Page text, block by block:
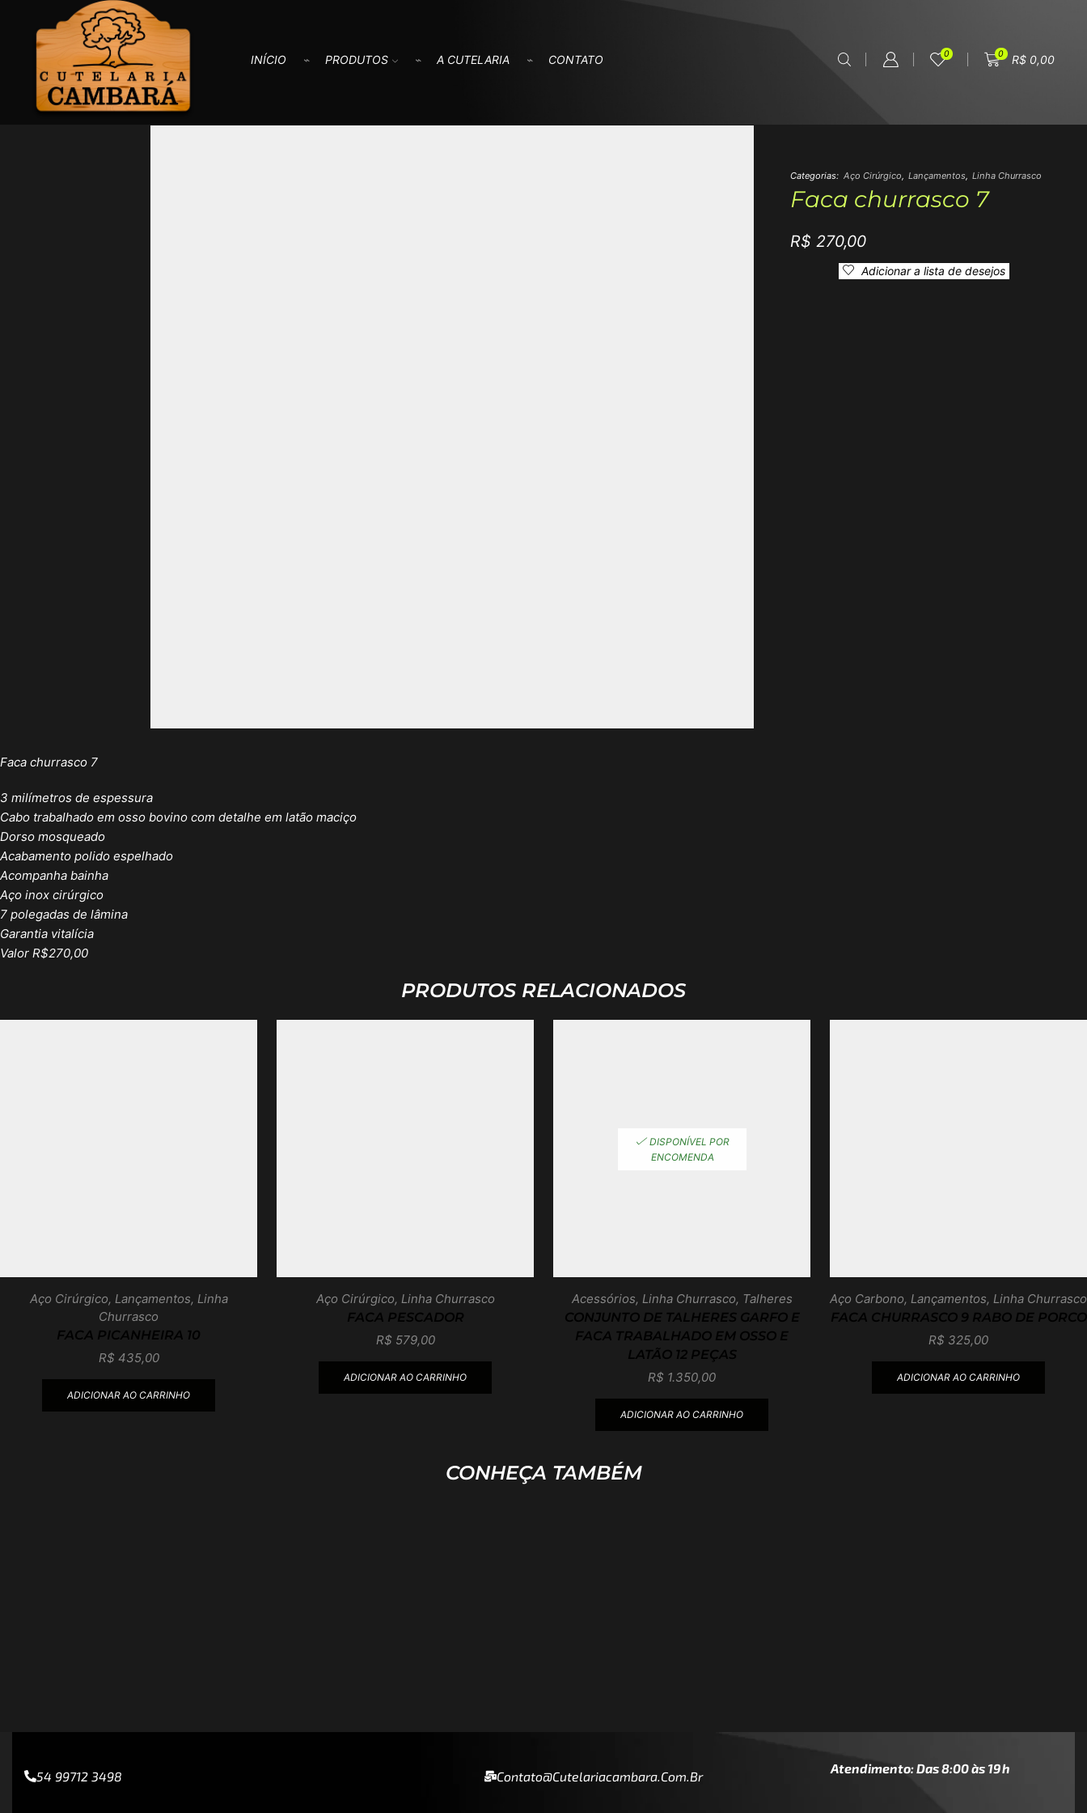
INÍCIO PRODUTOS A CUTELARIA CONTATO 0 0 R$0,00
Categorias: Aço Cirúrgico, Lançamentos, Linha Churrasco
Faca churrasco 7
R$ 270,00
Adicionar a lista de desejos
Faca churrasco 7
3 milímetros de espessura
Cabo trabalhado em osso bovino com detalhe em latão maciço
Dorso mosqueado
Acabamento polido espelhado
Acompanha bainha
Aço inox cirúrgico
7 polegadas de lâmina
Garantia vitalícia
Valor R$270,00
PRODUTOS RELACIONADOS
Aço Cirúrgico, Lançamentos, Linha
Churrasco
FACA PICANHEIRA 10
R$ 435,00
ADICIONAR AO CARRINHO
Aço Cirúrgico, Linha Churrasco
FACA PESCADOR
R$ 579,00
ADICIONAR AO CARRINHO
DISPONÍVEL POR
ENCOMENDA
Acessórios, Linha Churrasco, Talheres
CONJUNTO DE TALHERES GARFO E
FACA TRABALHADO EM OSSO E
LATÃO 12 PEÇAS
R$ 1.350,00
ADICIONAR AO CARRINHO
Aço Carbono, Lançamentos, Linha Churrasco
FACA CHURRASCO 9 RABO DE PORCO
R$ 325,00
ADICIONAR AO CARRINHO
CONHEÇA TAMBÉM
54 99712 3498 Contato@cutelariacambara.com.br
Atendimento: Das 8:00 às 19h